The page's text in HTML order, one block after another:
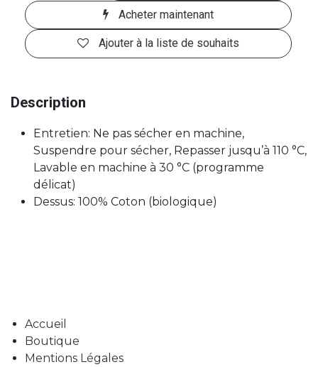
Acheter maintenant
Ajouter à la liste de souhaits
Description
Entretien: Ne pas sécher en machine,
Suspendre pour sécher, Repasser jusqu’à 110 °C,
Lavable en machine à 30 °C (programme
délicat)
Dessus: 100% Coton (biologique)
Accueil
Boutique
Mentions Légales